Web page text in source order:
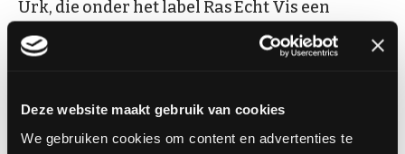
Deze website maakt gebruik van cookies
We gebruiken cookies om content en advertenties te
Urk, die onder het label Ras Echt Vis een
exclusief assortiment verse vis verzorgt,
alle vis handmatig gefileerd volgens hun